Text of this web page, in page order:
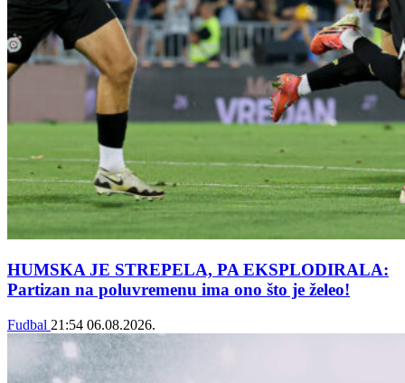
HUMSKA JE STREPELA, PA EKSPLODIRALA:
Partizan na poluvremenu ima ono što je želeo!
Fudbal 21:54 06.08.2026.